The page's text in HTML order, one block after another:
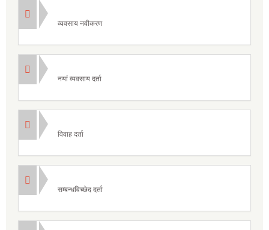
व्यवसाय नवीकरण
नयां व्यवसाय दर्ता
विवाह दर्ता
सम्बन्धविच्छेद दर्ता